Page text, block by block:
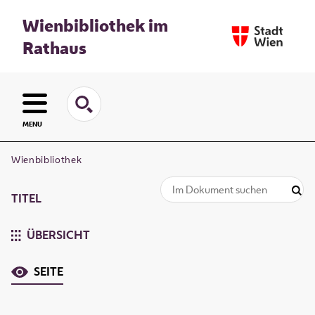
Wienbibliothek im
Rathaus
MENU
Wienbibliothek
TITEL
ÜBERSICHT
SEITE